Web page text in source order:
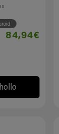
84,94€